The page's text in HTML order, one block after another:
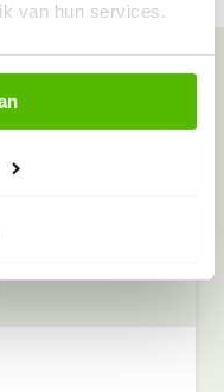
van hun services.
land,